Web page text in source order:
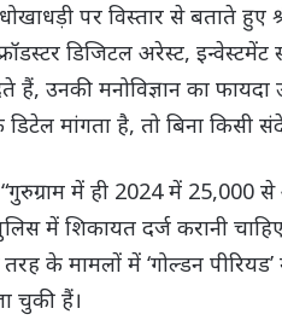
धोखाधड़ी पर विस्तार से बताते
डिजिटल अरेस्ट,
उनकी मनोविज्ञान का
मांगता है, तो बिना किसी
में ही 2024 में 25,000 से
में शिकायत दर्ज करानी
के मामलों में ‘गोल्डन
चुकी हैं।